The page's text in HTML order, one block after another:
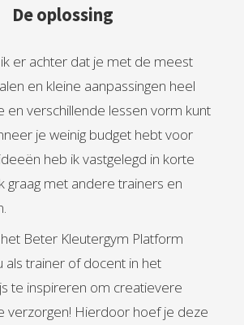
De oplossing
er achter dat je met de meest
en kleine aanpassingen heel
en verschillende lessen vorm kunt
je weinig budget hebt voor
heb ik vastgelegd in korte
graag met andere trainers en
Beter Kleutergym Platform
als trainer of docent in het
te inspireren om creatievere
verzorgen! Hierdoor hoef je deze